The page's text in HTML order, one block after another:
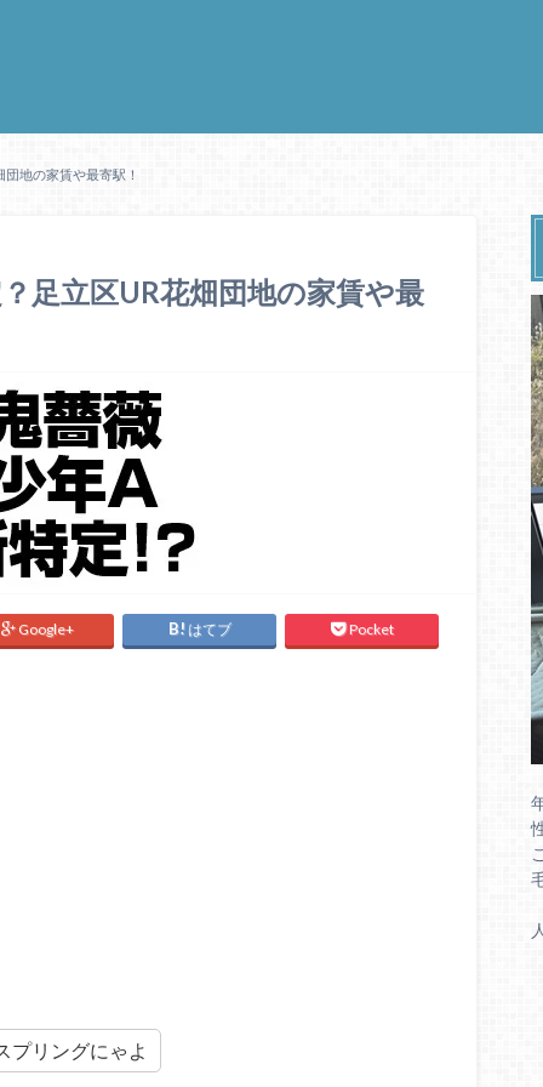
地の家賃や最寄駅！
足立区UR花畑団地の家賃や最
Google+ はてブ Pocket
プリングにゃよ